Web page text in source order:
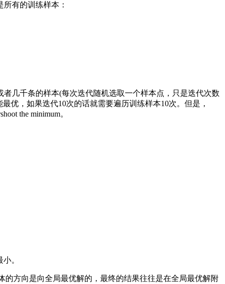
所有的训练样本：
几千条的样本(每次迭代随机选取一个样本点，只是迭代次数
优，如果迭代10次的话就需要遍历训练样本10次。但是，
the minimum。
。
的方向是向全局最优解的，最终的结果往往是在全局最优解附